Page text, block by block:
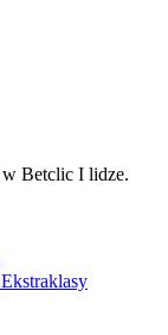
w Betclic I lidze.